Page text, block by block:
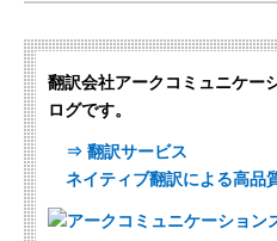
翻訳会社アークコミュニケー
ログです。
⇒ 翻訳サービス
ネイティブ翻訳による高品